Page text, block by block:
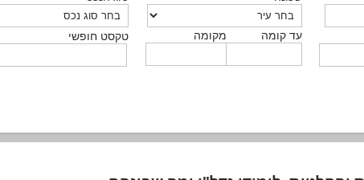
מקומה עד קומה טקסט חופשי מקומה עד קומה טקסט חופשי מקומה עד קומה טקסט חופשי מקומה עד קומה טקסט חופשי טקסט חופשי
מקומה עד קומה